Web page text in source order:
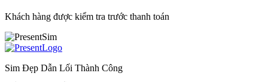
Khách hàng được kiểm tra trước thanh toán
Sim Đẹp Dẫn Lối Thành Công